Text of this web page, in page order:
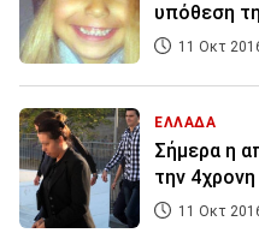
υπόθεση
11 Οκτ
ΕΛΛΑΔΑ
Σήμερα η
την
11 Οκτ